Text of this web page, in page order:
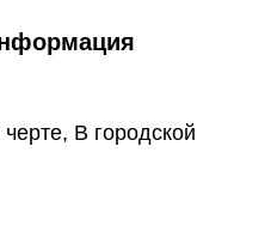
В городской